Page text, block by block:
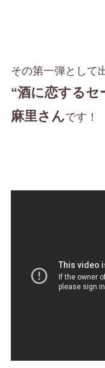
その第一弾として
“酒に恋するセ
麻里さんです！